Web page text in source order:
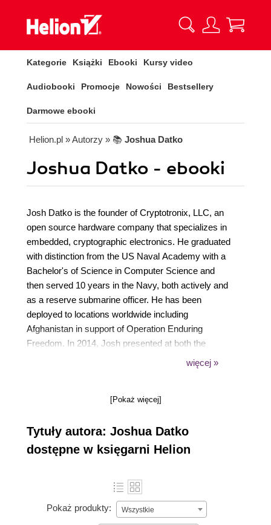
Kategorie Książki Ebooki Kursy video
Audiobooki Promocje Nowości Bestsellery
Darmowe ebooki
Helion.pl » Autorzy » 📚 Joshua Datko
Joshua Datko - ebooki
Josh Datko is the founder of Cryptotronix, LLC, an
open source hardware company that specializes in
embedded, cryptographic electronics. He graduated
with distinction from the US Naval Academy with a
Bachelor's of Science in Computer Science and
then served 10 years in the Navy, both actively and
as a reserve submarine officer. He has been
deployed to locations worldwide including
Afghanistan in support of Operation Enduring
Freedom. In 2014, Josh presented at both the
HOPE and DEF CON conferences. He completed
więcej »
[Pokaż więcej]
Tytuły autora: Joshua Datko
dostępne w księgarni Helion
Pokaż produkty: Wszystkie